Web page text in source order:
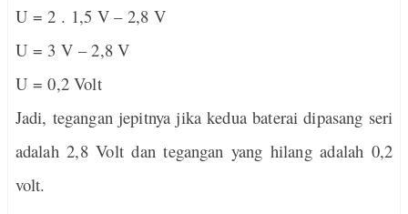
U = 2 . 1,5 V – 2,8 V
U = 3 V – 2,8 V
U = 0,2 Volt
Jadi, tegangan jepitnya jika kedua baterai dipasang seri
adalah 2,8 Volt dan tegangan yang hilang adalah 0,2
volt.